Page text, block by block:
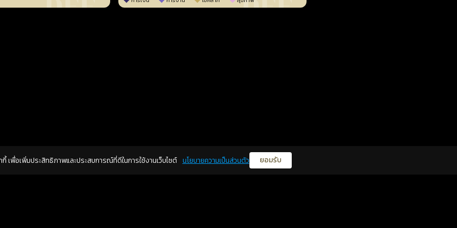
กี้ เพื่อเพิ่มประสิทธิภาพและประสบการณ์ที่ดีในการใช้งานเว็บไซต์ นโยบายความเป็นส่วนตัว ยอมรับ